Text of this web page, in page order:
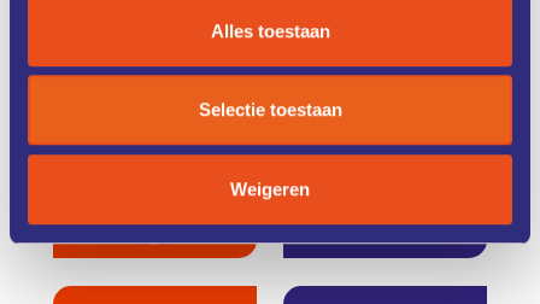
Alles toestaan
Selectie toestaan
Weigeren
TRAINING
FINANCIERING